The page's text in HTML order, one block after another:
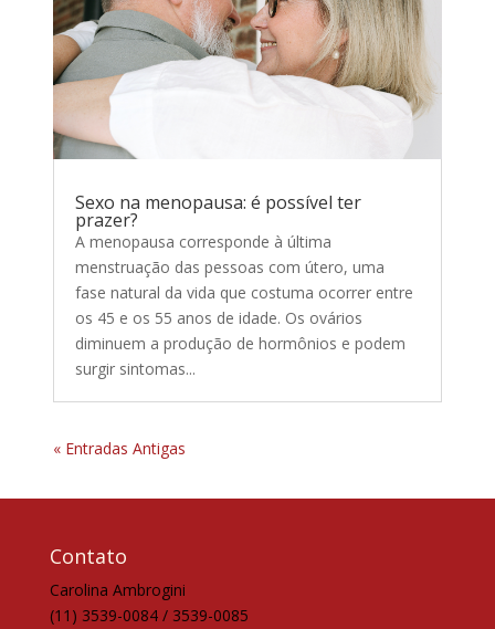
Sexo na menopausa: é possível ter
prazer?
A menopausa corresponde à última
menstruação das pessoas com útero, uma
fase natural da vida que costuma ocorrer entre
os 45 e os 55 anos de idade. Os ovários
diminuem a produção de hormônios e podem
surgir sintomas...
« Entradas Antigas
Contato
Carolina Ambrogini
(11) 3539-0084 / 3539-0085